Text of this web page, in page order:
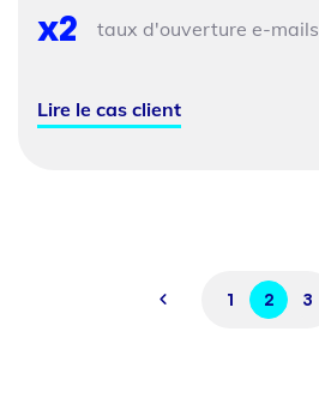
x2 taux d'ouverture e-mails
Lire le cas client
1 2 3